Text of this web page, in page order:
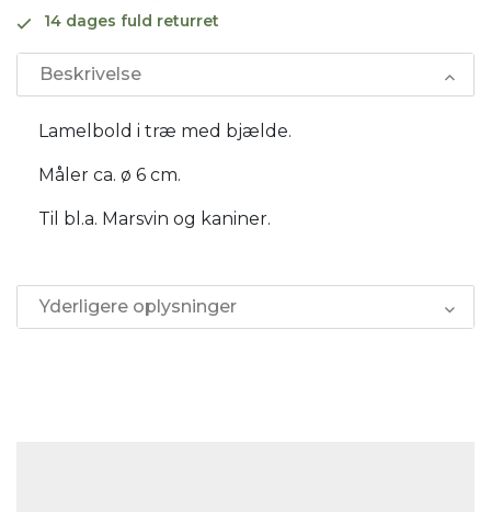
14 dages fuld returret
Beskrivelse
Lamelbold i træ med bjælde.
Måler ca. ø 6 cm.
Til bl.a. Marsvin og kaniner.
Yderligere oplysninger